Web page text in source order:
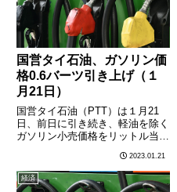
国営タイ石油、ガソリン価
格0.6バーツ引き上げ（１
月21日）
国営タイ石油（PTT）は１月21
日、前日に引き続き、軽油を除く
ガソリン小売価格をリットル当た
ついては今月17日に小売価格の
上限をリットル当たり35バーツ
未満で維持することが閣議決定さ
2023.01.21
経済